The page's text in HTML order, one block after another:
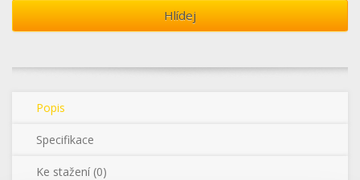
Hlídej
Popis
Specifikace
Ke stažení (0)